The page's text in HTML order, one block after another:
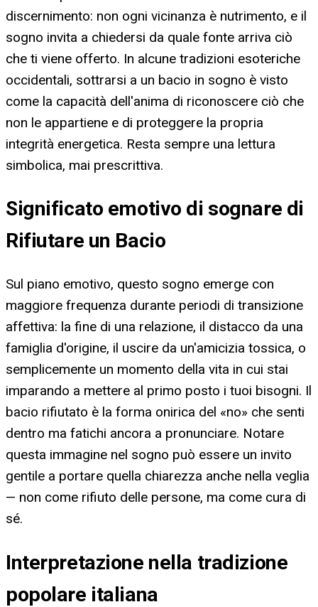
discernimento: non ogni vicinanza è nutrimento, e il
sogno invita a chiedersi da quale fonte arriva ciò
che ti viene offerto. In alcune tradizioni esoteriche
occidentali, sottrarsi a un bacio in sogno è visto
come la capacità dell'anima di riconoscere ciò che
non le appartiene e di proteggere la propria
integrità energetica. Resta sempre una lettura
simbolica, mai prescrittiva.
Significato emotivo di sognare di
Rifiutare un Bacio
Sul piano emotivo, questo sogno emerge con
maggiore frequenza durante periodi di transizione
affettiva: la fine di una relazione, il distacco da una
famiglia d'origine, il uscire da un'amicizia tossica, o
semplicemente un momento della vita in cui stai
imparando a mettere al primo posto i tuoi bisogni. Il
bacio rifiutato è la forma onirica del «no» che senti
dentro ma fatichi ancora a pronunciare. Notare
questa immagine nel sogno può essere un invito
gentile a portare quella chiarezza anche nella veglia
— non come rifiuto delle persone, ma come cura di
sé.
Interpretazione nella tradizione
popolare italiana